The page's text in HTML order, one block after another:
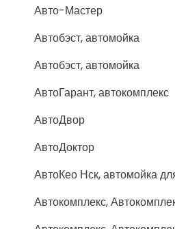
Авто-Мастер
Автобэст, автомойка
Автобэст, автомойка
АвтоГарант, автокомплекс
АвтоДвор
АвтоДоктор
АвтоКео Нск, автомойка
Автокомплекс,